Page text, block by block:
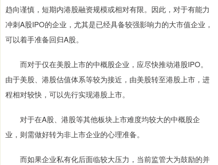
趋向谨慎，短期内港股融资规模或相对有限。因此，对于有能力
冲刺A股IPO的企业，尤其是已经具备较强影响力的大市值企业，
可以着手准备回归A股。
而对于仅在美股上市的中概股企业，应尽快推动港股IPO。
由于美股、港股估值体系等较为接近，由美股转至港股上市，进
程相对较快，可以先行实现港股上市。
对于在A股、港股等其他板块上市难度均较大的中概股企
业，则需做好转为非上市企业的心理准备。
而如果企业私有化后面临较大压力，当前监管大为鼓励的并